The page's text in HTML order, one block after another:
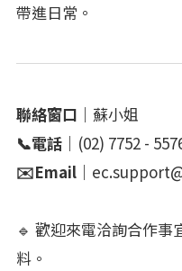
帶進日常。
聯絡窗口｜ 蘇小姐
📞電話｜ (02) 7752 -
✉️Email｜
🔹 歡迎來電洽詢合作事
料。